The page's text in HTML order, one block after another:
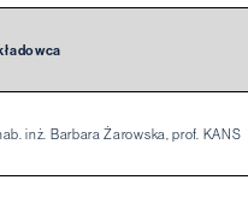
inż. Barbara Żarowska, prof. KANS